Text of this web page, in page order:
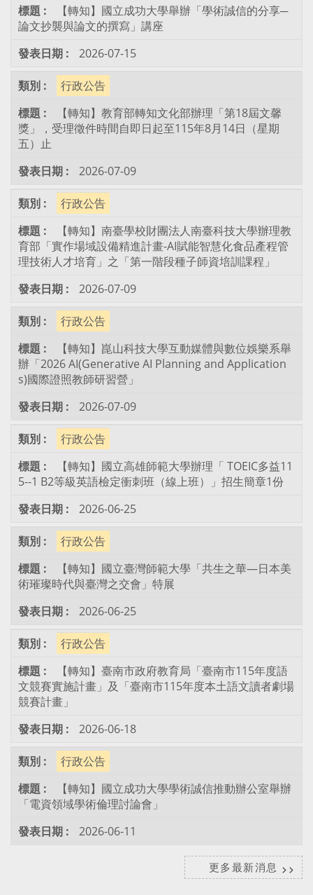
【轉知】國立成功大學舉辦「學術誠信的分享─
論文抄襲與論文的撰寫」講座
2026-07-15
行政公告
【轉知】教育部轉知文化部辦理「第18屆文馨
獎」，受理徵件時間自即日起至115年8月14日（星期
五）止
2026-07-09
行政公告
【轉知】南臺學校財團法人南臺科技大學辦理教
育部「實作場域設備精進計畫-AI賦能智慧化食品產程管
理技術人才培育」之「第一階段種子師資培訓課程」
2026-07-09
行政公告
【轉知】崑山科技大學互動媒體與數位娛樂系舉
辦「2026 AI(Generative AI Planning and Application
s)國際證照教師研習營」
2026-07-09
行政公告
【轉知】國立高雄師範大學辦理「 TOEIC多益11
5--1 B2等級英語檢定衝刺班（線上班）」招生簡章1份
2026-06-25
行政公告
【轉知】國立臺灣師範大學「共生之華—日本美
術璀璨時代與臺灣之交會」特展
2026-06-25
行政公告
【轉知】臺南市政府教育局「臺南市115年度語
文競賽實施計畫」及「臺南市115年度本土語文讀者劇場
競賽計畫」
2026-06-18
行政公告
【轉知】國立成功大學學術誠信推動辦公室舉辦
「電資領域學術倫理討論會」
2026-06-11
更多最新消息